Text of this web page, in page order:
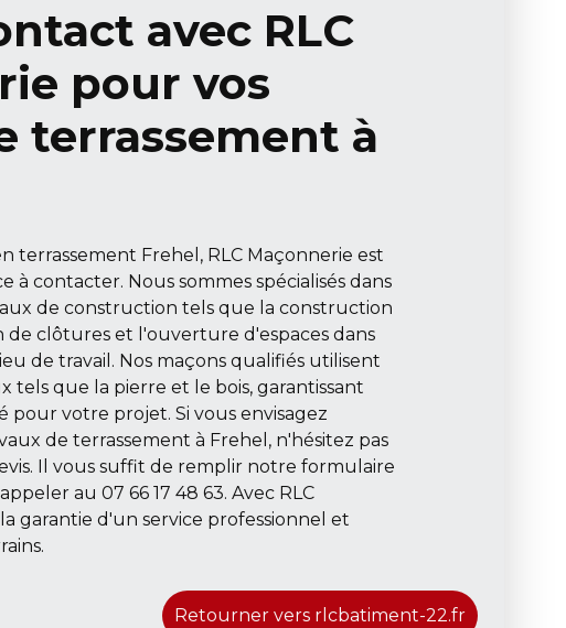
avec RLC
pour vos
terrassement à
terrassement Frehel, RLC Maçonnerie est
à contacter. Nous sommes spécialisés dans
de construction tels que la construction
de clôtures et l'ouverture d'espaces dans
de travail. Nos maçons qualifiés utilisent
tels que la pierre et le bois, garantissant
pour votre projet. Si vous envisagez
de terrassement à Frehel, n'hésitez pas
Il vous suffit de remplir notre formulaire
au 07 66 17 48 63. Avec RLC
garantie d'un service professionnel et
Retourner vers rlcbatiment-22.fr